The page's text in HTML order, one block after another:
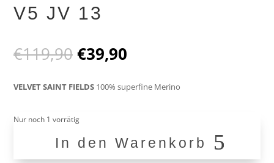
V5 JV 13
€119,90Ursprünglicher
Preis
war:
€119,90
€39,90
ist:
€39,90.
VELVET SAINT FIELDS 100% superfine Merino
Nur noch 1 vorrätig
In den Warenkorb